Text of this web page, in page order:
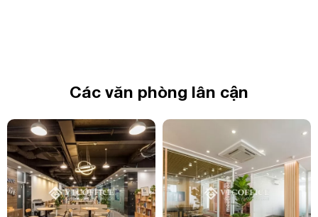
Các văn phòng lân cận